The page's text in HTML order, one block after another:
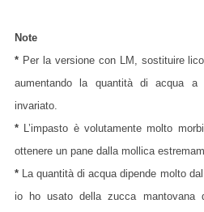
Note
*Per la versione con LM, sostituire
aumentando la quantità di acqua a
invariato.
*L’impasto è volutamente molto
ottenere un pane dalla mollica
*La quantità di acqua dipende molto
io ho usato della zucca mantovana